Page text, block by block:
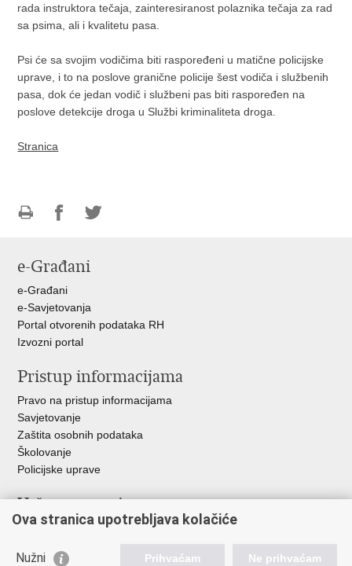
rada instruktora tečaja, zainteresiranost polaznika tečaja za rad
sa psima, ali i kvalitetu pasa.
Psi će sa svojim vodičima biti raspoređeni u matične policijske
uprave, i to na poslove granične policije šest vodiča i službenih
pasa, dok će jedan vodič i službeni pas biti raspoređen na
poslove detekcije droga u Službi kriminaliteta droga.
Stranica
FacebookuTwitteru
e-Građani
e-Građani
e-Savjetovanja
Portal otvorenih podataka RH
Izvozni portal
Pristup informacijama
Pravo na pristup informacijama
Savjetovanje
Zaštita osobnih podataka
Školovanje
Policijske uprave
Važne poveznice
Ministarstvo unutarnjih poslova
Muzej policije
Ova stranica upotrebljava kolačiće
Nužni Prihvaćam Ne prihvaćam